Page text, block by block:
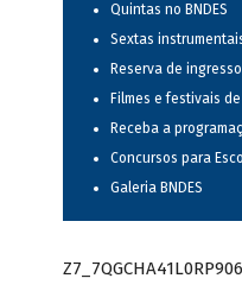
Quintas no BNDES
Sextas
Reserva de
Filmes e festivais
Receba a
Concursos para
Galeria BNDES